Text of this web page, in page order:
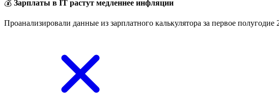
💰 Зарплаты в IT растут медленнее инфляции
Проанализировали данные из зарплатного калькулятора за первое полугодие